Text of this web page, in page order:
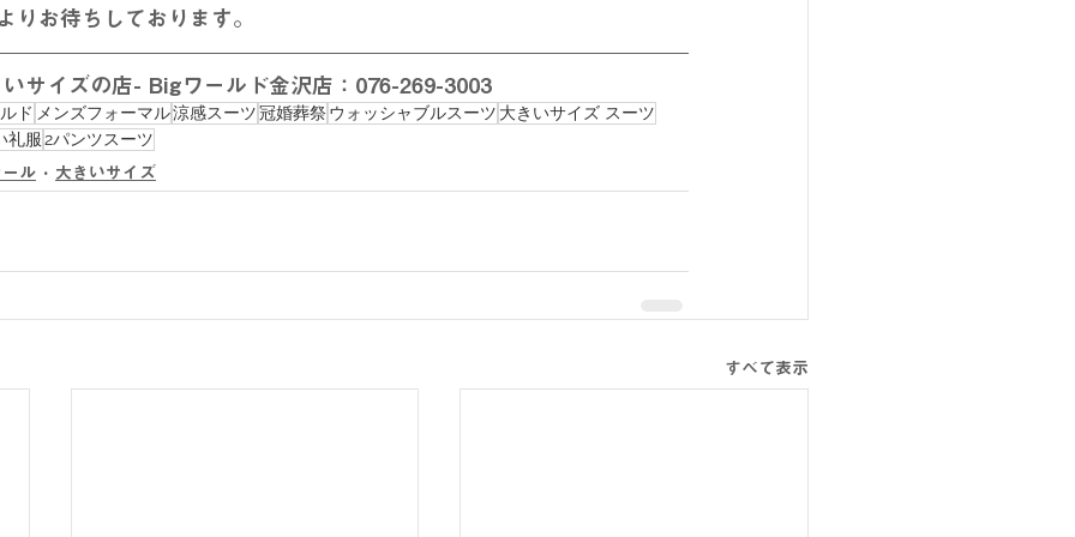
りお待ちしております。
いサイズの店- Bigワールド金沢店：076-269-3003
ド メンズフォーマル涼感スーツ冠婚葬祭 ウォッシャブルスーツ 大きいサイズ スーツ
礼服2パンツスーツ
ール 大きいサイズ
すべて表示